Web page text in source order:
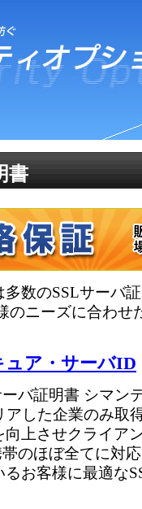
書
多数のSSLサーバ
のニーズに合わせ
ア・サーバID
バ証明書 シマン
した企業のみ取
向上させクライア
のほぼ全てに対
お客様に最適な